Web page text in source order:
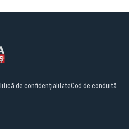
de confidențialitateCod de conduită